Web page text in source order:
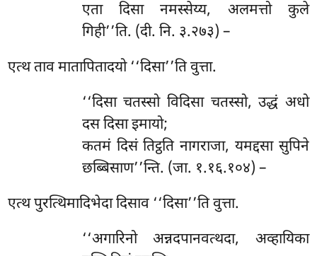
एता दिसा नमस्सेय्य, अलमत्तो कुले
गिही’’ति. (दी. नि. ३.२७३) –
एत्थ ताव मातापितादयो ‘‘दिसा’’ति वुत्ता.
‘‘दिसा चतस्सो विदिसा चतस्सो, उद्धं अधो
दस दिसा इमायो;
कतमं दिसं तिट्ठति नागराजा, यमद्दसा सुपिने
छब्बिसाण’’न्ति. (जा. १.१६.१०४) –
एत्थ पुरत्थिमादिभेदा दिसाव ‘‘दिसा’’ति वुत्ता.
‘‘अगारिनो अन्नदपानवत्थदा, अव्हायिका